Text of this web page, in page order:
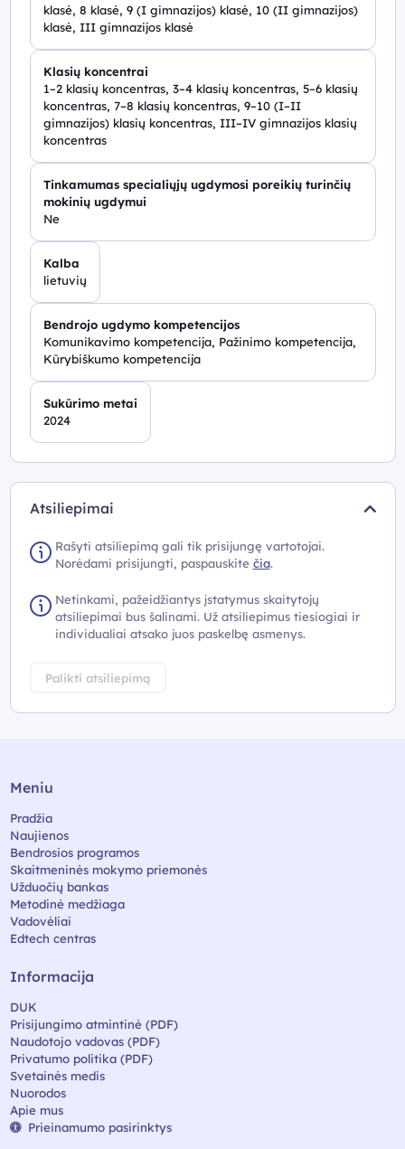
klasė, 8 klasė, 9 (I gimnazijos) klasė, 10 (II gimnazijos)
klasė, III gimnazijos klasė
Klasių koncentrai
1–2 klasių koncentras, 3–4 klasių koncentras, 5–6 klasių
koncentras, 7–8 klasių koncentras, 9–10 (I–II
gimnazijos) klasių koncentras, III–IV gimnazijos klasių
koncentras
Tinkamumas specialiųjų ugdymosi poreikių turinčių
mokinių ugdymui
Ne
Kalba
lietuvių
Bendrojo ugdymo kompetencijos
Komunikavimo kompetencija, Pažinimo kompetencija,
Kūrybiškumo kompetencija
Sukūrimo metai
2024
Atsiliepimai
Rašyti atsiliepimą gali tik prisijungę vartotojai.
Norėdami prisijungti, paspauskite čia.
Netinkami, pažeidžiantys įstatymus skaitytojų
atsiliepimai bus šalinami. Už atsiliepimus tiesiogiai ir
individualiai atsako juos paskelbę asmenys.
Palikti atsiliepimą
Meniu
Pradžia
Naujienos
Bendrosios programos
Skaitmeninės mokymo priemonės
Užduočių bankas
Metodinė medžiaga
Vadovėliai
Edtech centras
Informacija
DUK
Prisijungimo atmintinė (PDF)
Naudotojo vadovas (PDF)
Privatumo politika (PDF)
Svetainės medis
Nuorodos
Apie mus
Prieinamumo pasirinktys